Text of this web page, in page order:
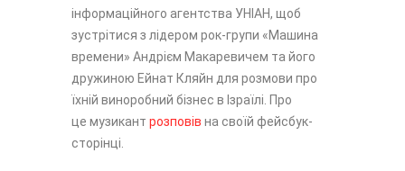
інформаційного агентства УНІАН, щоб
зустрітися з лідером рок-групи «Машина
времени» Андрієм Макаревичем та його
дружиною Ейнат Кляйн для розмови про
їхній виноробний бізнес в Ізраїлі. Про
це музикант розповів на своїй фейсбук-
сторінці.